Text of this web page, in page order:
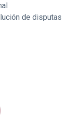
de disputas